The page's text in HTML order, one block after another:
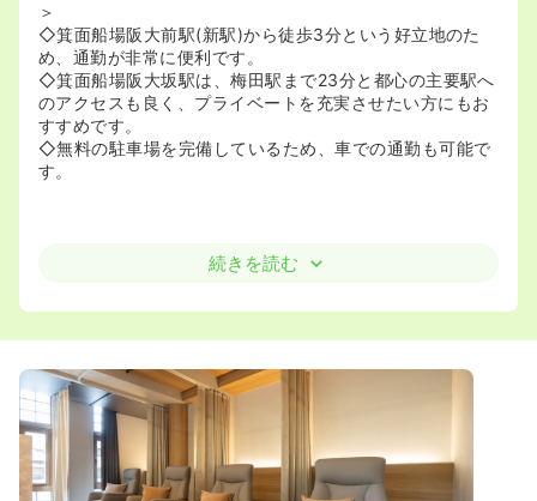
＞
◇箕面船場阪大前駅(新駅)から徒歩3分という好立地のた
め、通勤が非常に便利です。
◇箕面船場阪大坂駅は、梅田駅まで23分と都心の主要駅へ
のアクセスも良く、プライベートを充実させたい方にもお
すすめです。
◇無料の駐車場を完備しているため、車での通勤も可能で
す。
＜初めての転職でも安心！充実した教育制度＞
ているので、初めての転職の方にも安心です。
＜自分のキャリアをアップグレードさせたい方へ資格取得
支援も＞
◇当院は栄養療法に強みを持っており、分子栄養学にご興
味がある方は、講座を受講し資格取得の支援もさせていた
だいております。自分をさらにアップグレードさせたい方
続きを読む